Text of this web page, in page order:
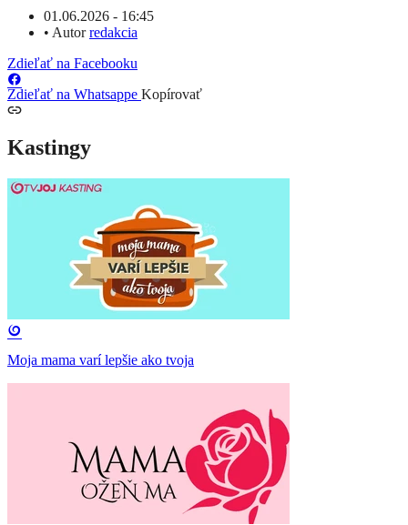
01.06.2026 - 16:45
• Autorredakcia
Zdieľať na Facebooku
Zdieľať na Whatsappe Kopírovať
Kastingy
Moja mama varí lepšie ako tvoja